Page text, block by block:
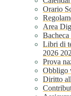
Orario
Area
Libri di
2026
Prova
Obbligo
Diritto